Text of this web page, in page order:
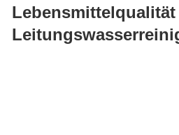
Leitungswasserreinigung